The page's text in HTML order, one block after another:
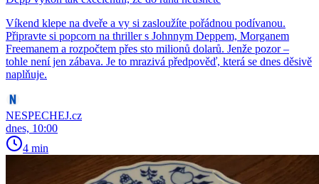
Víkend klepe na dveře a vy si zasloužíte pořádnou podívanou.
Připravte si popcorn na thriller s Johnnym Deppem, Morganem
Freemanem a rozpočtem přes sto milionů dolarů. Jenže pozor –
tohle není jen zábava. Je to mrazivá předpověď, která se dnes děsivě
naplňuje.
NESPECHEJ.cz
dnes, 10:00
4 min